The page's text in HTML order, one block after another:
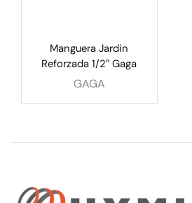
Manguera Jardin
Reforzada 1/2″ Gaga
GAGA